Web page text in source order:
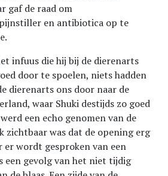
gaf de raad om
en antibiotica op te
infuus die hij bij de dierenarts
door te spoelen, niets hadden
dierenarts ons door naar de
waar Shuki destijds zo goed
een echo genomen van de
zichtbaar was dat de opening erg
er wordt gesproken van een
een gevolg van het niet tijdig